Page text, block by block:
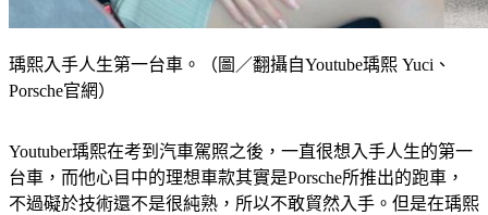
Porsche官網）
台車，而他心目中的理想車款其實是Porsche所推出的跑車，
不過礙於技術還不是很純熟，所以不敢貿然入手。但是在瑀熙
最新的影片中卻公布了他入手了人生當中的第一台車，這款車